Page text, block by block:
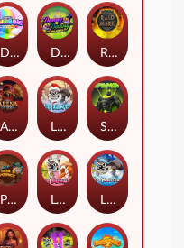
Spinman
DONNY AND DANNY Raidmark
Peek & Pounce
Arena of Iron LE SANTA
LE HOOLIGAN
Le Bunny
Double Rainbow